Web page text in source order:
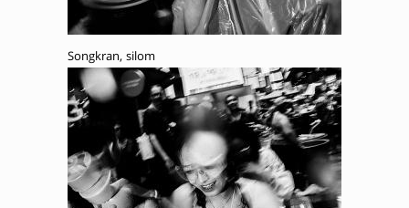
Songkran, silom